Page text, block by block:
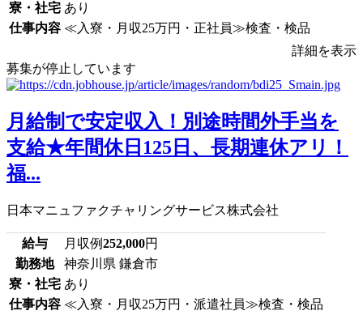
寮・社宅 あり
仕事内容 ≪入寮・月収25万円・正社員≫検査・検品
詳細を表示
募集が停止しています
月給制で安定収入！別途時間外手当を
支給★年間休日125日、長期連休アリ！
福...
日本マニュファクチャリングサービス株式会社
給与 月収例252,000円
勤務地
神奈川県 鎌倉市
寮・社宅 あり
仕事内容 ≪入寮・月収25万円・派遣社員≫検査・検品